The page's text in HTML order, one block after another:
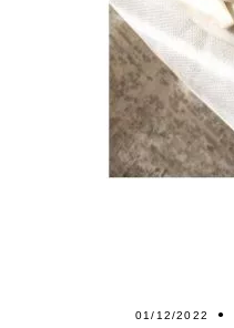
01/12/2022